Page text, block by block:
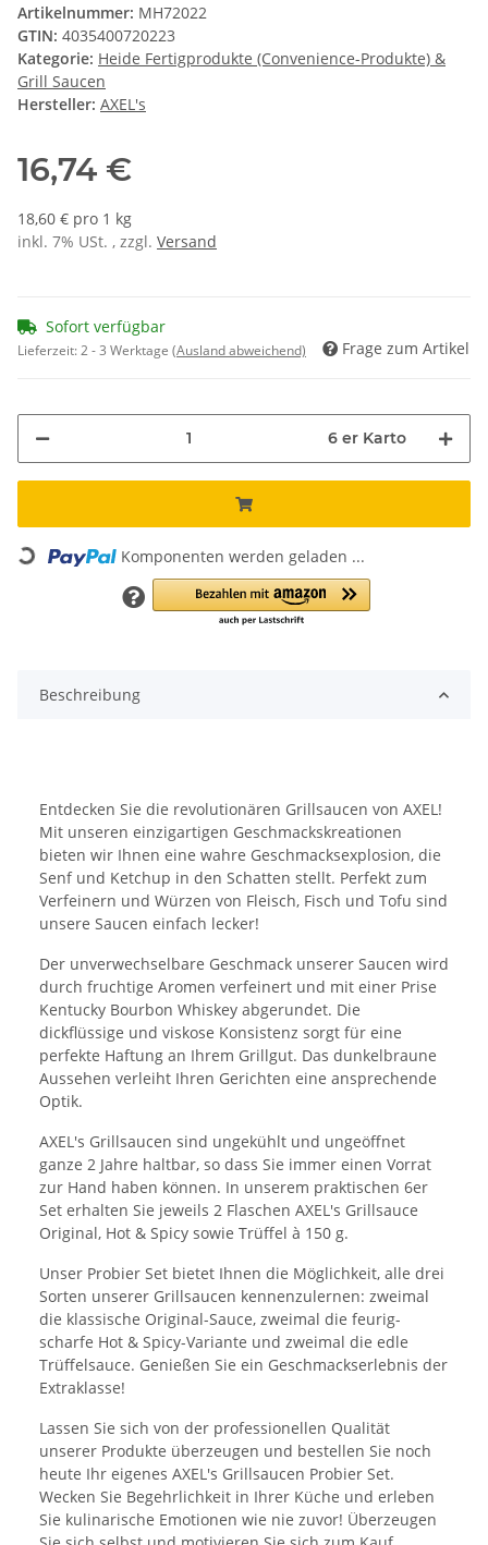
Artikelnummer: MH72022
GTIN: 4035400720223
Kategorie: Heide Fertigprodukte (Convenience-Produkte) &
Grill Saucen
Hersteller: AXEL's
16,74 €
18,60 € pro 1 kg
inkl. 7% USt. , zzgl. Versand
Sofort verfügbar
Lieferzeit:2 - 3 Werktage (Ausland abweichend) Frage zum Artikel
6 er Karto
Loading... Komponenten werden geladen ...
Beschreibung
Entdecken Sie die revolutionären Grillsaucen von AXEL!
Mit unseren einzigartigen Geschmackskreationen
bieten wir Ihnen eine wahre Geschmacksexplosion, die
Senf und Ketchup in den Schatten stellt. Perfekt zum
Verfeinern und Würzen von Fleisch, Fisch und Tofu sind
unsere Saucen einfach lecker!
Der unverwechselbare Geschmack unserer Saucen wird
durch fruchtige Aromen verfeinert und mit einer Prise
Kentucky Bourbon Whiskey abgerundet. Die
dickflüssige und viskose Konsistenz sorgt für eine
perfekte Haftung an Ihrem Grillgut. Das dunkelbraune
Aussehen verleiht Ihren Gerichten eine ansprechende
Optik.
AXEL's Grillsaucen sind ungekühlt und ungeöffnet
ganze 2 Jahre haltbar, so dass Sie immer einen Vorrat
zur Hand haben können. In unserem praktischen 6er
Set erhalten Sie jeweils 2 Flaschen AXEL's Grillsauce
Original, Hot & Spicy sowie Trüffel à 150 g.
Unser Probier Set bietet Ihnen die Möglichkeit, alle drei
Sorten unserer Grillsaucen kennenzulernen: zweimal
die klassische Original-Sauce, zweimal die feurig-
scharfe Hot & Spicy-Variante und zweimal die edle
Trüffelsauce. Genießen Sie ein Geschmackserlebnis der
Extraklasse!
Lassen Sie sich von der professionellen Qualität
unserer Produkte überzeugen und bestellen Sie noch
heute Ihr eigenes AXEL's Grillsaucen Probier Set.
Wecken Sie Begehrlichkeit in Ihrer Küche und erleben
Sie kulinarische Emotionen wie nie zuvor! Überzeugen